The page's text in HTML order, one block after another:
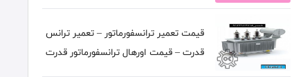
قیمت تعمیر ترانسفورماتور – تعمیر ترانس
قدرت – قیمت اورهال ترانسفورماتور قدرت